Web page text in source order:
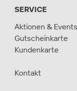
SERVICE
Aktionen & Events
Gutscheinkarte
Kundenkarte
Kontakt